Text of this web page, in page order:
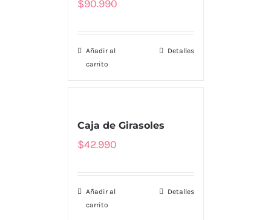
$90.990
Añadir al
carrito
Detalles
Caja de Girasoles
$42.990
Añadir al
carrito
Detalles